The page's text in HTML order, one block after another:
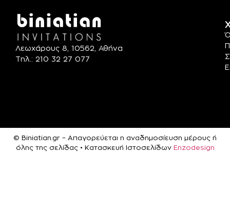
Λεωχάρους 8, 10562, Αθήνα
Τηλ.: 210 32 27 077
© Biniatian.gr – Απαγορεύεται η αναδημοσίευση μέρους ή
όλης της σελίδας • Κατασκευή Ιστοσελίδων Enzodesign